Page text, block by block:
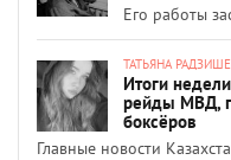
Его работы
ТАТЬЯНА
Итоги
рейды МВД,
боксёров
Главные новости